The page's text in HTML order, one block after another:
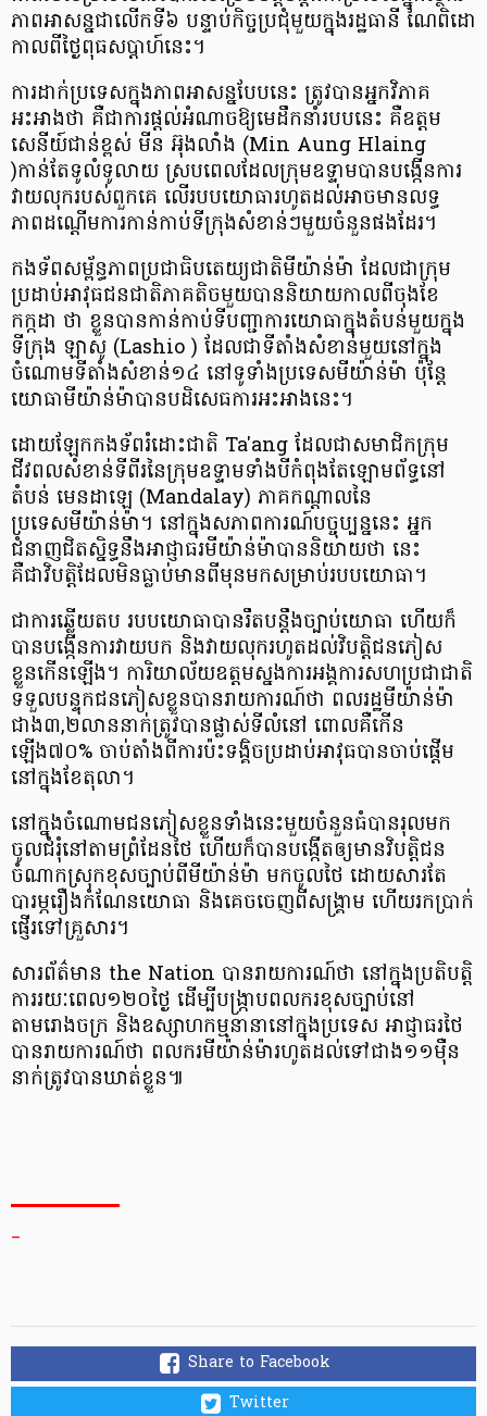
ភាពអាសន្នជាលើកទី៦ បន្ទាប់កិច្ចប្រជុំមួយក្នុងរដ្ឋធានី ណៃពិដោ
កាលពីថ្ងៃពុធសប្តាហ៍នេះ។
ការដាក់ប្រទេសក្នុងភាពអាសន្នបែបនេះ ត្រូវបានអ្នកវិភាគ
អះអាងថា គឺជាការផ្តល់អំណាចឱ្យមេដឹកនាំរបបនេះ គឺឧត្តម
សេនីយ៍ជាន់ខ្ពស់ មីន អ៊ុងលាំង (Min Aung Hlaing
)កាន់តែទូលំទូលាយ ស្របពេលដែលក្រុមឧទ្ទាមបានបង្កើនការ
វាយលុករបស់ពួកគេ លើរបបយោធារហូតដល់អាចមានលទ្ធ
ភាពដណ្តើមការកាន់កាប់ទីក្រុងសំខាន់ៗមួយចំនួនផងដែរ។
កងទ័ពសម្ព័ន្ធភាពប្រជាធិបតេយ្យជាតិមីយ៉ាន់ម៉ា ដែលជាក្រុម
ប្រដាប់អាវុធជនជាតិភាគតិចមួយបាននិយាយកាលពីចុងខែ
កក្កដា ថា ខ្លួនបានកាន់កាប់ទីបញ្ជាការយោធាក្នុងតំបន់មួយក្នុង
ទីក្រុង ឡាសូ (Lashio ) ដែលជាទីតាំងសំខាន់មួយនៅក្នុង
ចំណោមទីតាំងសំខាន់១៤ នៅទូទាំងប្រទេសមីយ៉ាន់ម៉ា ប៉ុន្តែ
យោធាមីយ៉ាន់ម៉ាបានបដិសេធការអះអាងនេះ។
ដោយឡែកកងទ័ពរំដោះជាតិ Ta'ang ដែលជាសមាជិកក្រុម
ជីវពលសំខាន់ទីពីរនៃក្រុមឧទ្ទាមទាំងបីកំពុងតែឡោមព័ទ្ធនៅ
តំបន់ មេនដាឡេ (Mandalay) ភាគកណ្តាលនៃ
ប្រទេសមីយ៉ាន់ម៉ា។ នៅក្នុងសភាពការណ៍បច្ចុប្បន្ននេះ អ្នក
ជំនាញជិតស្និទ្ធនឹងអាជ្ញាធរមីយ៉ាន់ម៉ាបាននិយាយថា នេះ
គឺជាវិបត្តិដែលមិនធ្លាប់មានពីមុនមកសម្រាប់របបយោធា។
ជាការឆ្លើយតប របបយោធាបានរឹតបន្តឹងច្បាប់យោធា ហើយក៏
បានបង្កើនការវាយបក និងវាយលុករហូតដល់វិបត្តិជនភៀស
ខ្លួនកើនឡើង។ ការិយាល័យឧត្តមស្នងការអង្គការសហប្រជាជាតិ
ទទួលបន្ទុកជនភៀសខ្លួនបានរាយការណ៍ថា ពលរដ្ឋមីយ៉ាន់ម៉ា
ជាង៣,២លាននាក់ត្រូវបានផ្លាស់ទីលំនៅ ពោលគឺកើន
ឡើង៧០% ចាប់តាំងពីការប៉ះទង្គិចប្រដាប់អាវុធបានចាប់ផ្តើម
នៅក្នុងខែតុលា។
នៅក្នុងចំណោមជនភៀសខ្លួនទាំងនេះមួយចំនួនធំបានរុលមក
ចូលជំរុំនៅតាមព្រំដែនថៃ ហើយក៏បានបង្កើតឲ្យមានវិបត្តិជន
ចំណាកស្រុកខុសច្បាប់ពីមីយ៉ាន់ម៉ា មកចូលថៃ ដោយសារតែ
បារម្ភរឿងកំណែនយោធា និងគេចចេញពីសង្រ្គាម ហើយរកប្រាក់
ផ្ញើរទៅគ្រួសារ។
សារព័ត៌មាន the Nation បានរាយការណ៍ថា នៅក្នុងប្រតិបត្តិ
ការរយៈពេល១២០ថ្ងៃ ដើម្បីបង្រ្កាបពលករខុសច្បាប់នៅ
តាមរោងចក្រ និងឧស្សាហកម្មនានានៅក្នុងប្រទេស អាជ្ញាធរថៃ
បានរាយការណ៍ថា ពលករមីយ៉ាន់ម៉ារហូតដល់ទៅជាង១១ម៉ឺន
នាក់ត្រូវបានឃាត់ខ្លួន៕
_
Share to Facebook
Twitter